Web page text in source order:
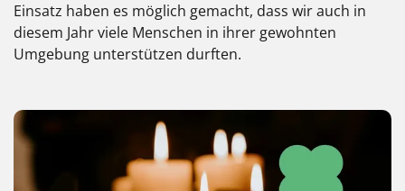
Einsatz haben es möglich gemacht, dass wir auch in
diesem Jahr viele Menschen in ihrer gewohnten
Umgebung unterstützen durften.